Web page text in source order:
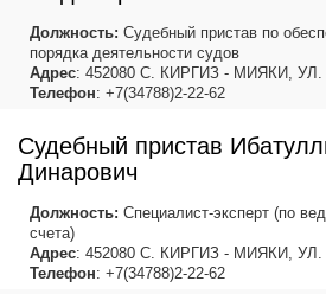
Должность: Судебный пристав по
порядка деятельности судов
Адрес: 452080 С. КИРГИЗ - МИЯКИ,
Телефон: +7(34788)2-22-62
Судебный пристав
Динарович
Должность: Специалист-эксперт (по
счета)
Адрес: 452080 С. КИРГИЗ - МИЯКИ,
Телефон: +7(34788)2-22-62